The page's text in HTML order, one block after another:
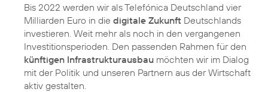
Bis 2022 werden wir als Telefónica Deutschland vier
Milliarden Euro in die digitale Zukunft Deutschlands
investieren. Weit mehr als noch in den vergangenen
Investitionsperioden. Den passenden Rahmen für den
künftigen Infrastrukturausbau möchten wir im Dialog
mit der Politik und unseren Partnern aus der Wirtschaft
aktiv gestalten.